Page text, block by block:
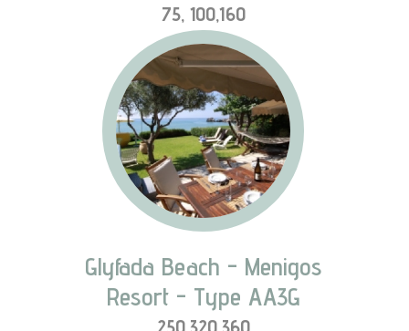
75, 100,160
Glyfada Beach - Menigos
Resort - Type AA3G